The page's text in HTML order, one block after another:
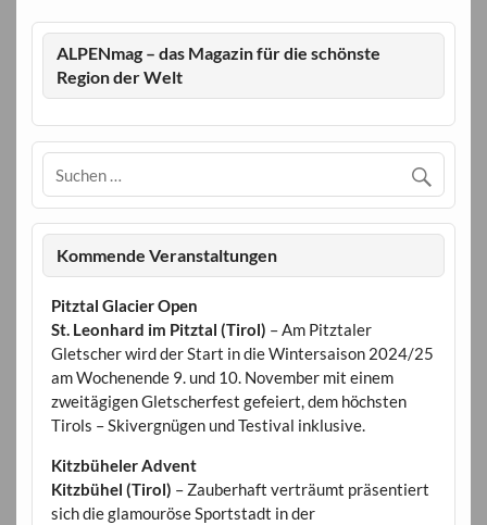
ALPENmag – das Magazin für die schönste
Region der Welt
Kommende Veranstaltungen
Pitztal Glacier Open
St. Leonhard im Pitztal (Tirol) – Am Pitztaler
Gletscher wird der Start in die Wintersaison 2024/25
am Wochenende 9. und 10. November mit einem
zweitägigen Gletscherfest gefeiert, dem höchsten
Tirols – Skivergnügen und Testival inklusive.
Kitzbüheler Advent
Kitzbühel (Tirol) – Zauberhaft verträumt präsentiert
sich die glamouröse Sportstadt in der